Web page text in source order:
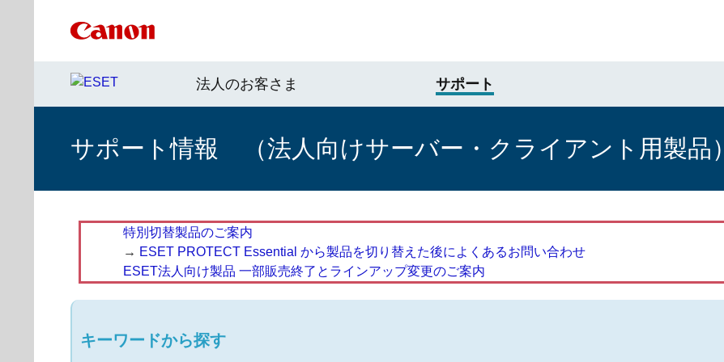
法人のお客さま サポート
サポート情報 （法人向けサーバー・クライアント用製品）
特別切替製品のご案内
→ ESET PROTECT Essential から製品を切り替えた後によくあるお問い合わせ
ESET法人向け製品 一部販売終了とラインアップ変更のご案内
キーワードから探す